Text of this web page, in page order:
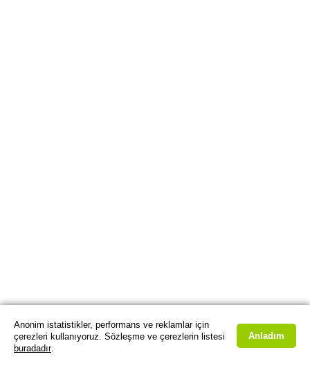
Anonim istatistikler, performans ve reklamlar için
çerezleri kullanıyoruz. Sözleşme ve çerezlerin listesi
buradadır.
Anladım